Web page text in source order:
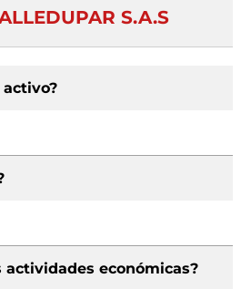
S.A.S
activo?
actividades económicas?